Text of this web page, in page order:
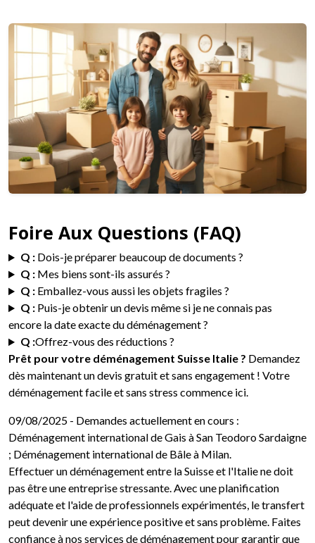
Foire Aux Questions (FAQ)
Q :Dois-je préparer beaucoup de documents ?
Q :Mes biens sont-ils assurés ?
Q :Emballez-vous aussi les objets fragiles ?
Q :Puis-je obtenir un devis même si je ne connais pas
encore la date exacte du déménagement ?
Q :Offrez-vous des réductions ?
Prêt pour votre déménagement Suisse Italie ? Demandez
dès maintenant un devis gratuit et sans engagement ! Votre
déménagement facile et sans stress commence ici.
09/08/2025 - Demandes actuellement en cours :
Déménagement international de Gais à San Teodoro Sardaigne
; Déménagement international de Bâle à Milan.
Effectuer un déménagement entre la Suisse et l'Italie ne doit
pas être une entreprise stressante. Avec une planification
adéquate et l'aide de professionnels expérimentés, le transfert
peut devenir une expérience positive et sans problème. Faites
confiance à nos services de déménagement pour garantir que